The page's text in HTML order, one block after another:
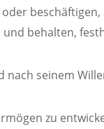
behalten,
nach seinem
zu